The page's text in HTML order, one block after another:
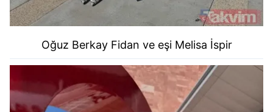
Oğuz Berkay Fidan ve eşi Melisa İspir